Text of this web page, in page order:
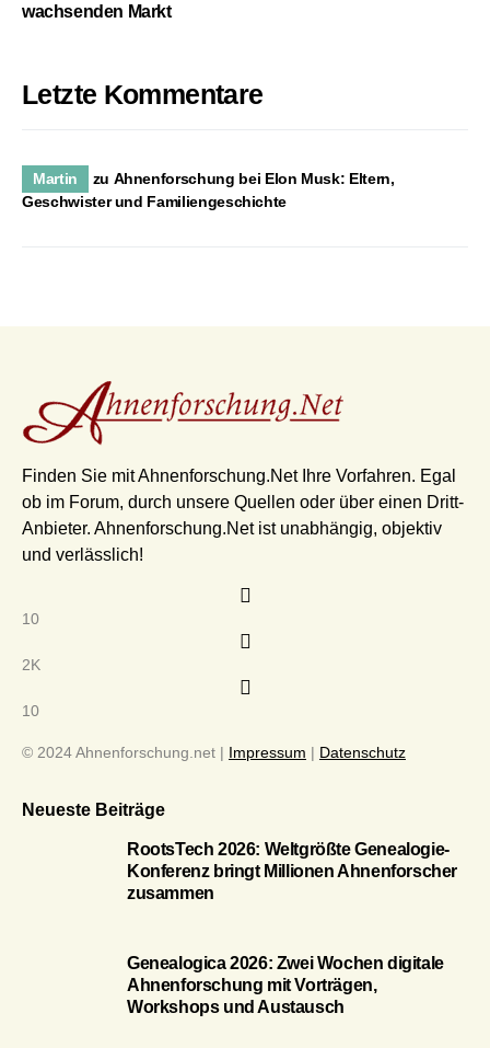
wachsenden Markt
Letzte Kommentare
Martin zu Ahnenforschung bei Elon Musk: Eltern,
Geschwister und Familiengeschichte
Finden Sie mit Ahnenforschung.Net Ihre Vorfahren. Egal
ob im Forum, durch unsere Quellen oder über einen Dritt-
Anbieter. Ahnenforschung.Net ist unabhängig, objektiv
und verlässlich!
10
2K
10
© 2024 Ahnenforschung.net | Impressum | Datenschutz
Neueste Beiträge
RootsTech 2026: Weltgrößte Genealogie-
Konferenz bringt Millionen Ahnenforscher
zusammen
Genealogica 2026: Zwei Wochen digitale
Ahnenforschung mit Vorträgen,
Workshops und Austausch